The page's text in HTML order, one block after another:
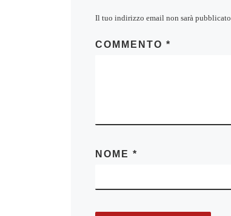
Il tuo indirizzo email non sarà pubblicato.
COMMENTO *
NOME *